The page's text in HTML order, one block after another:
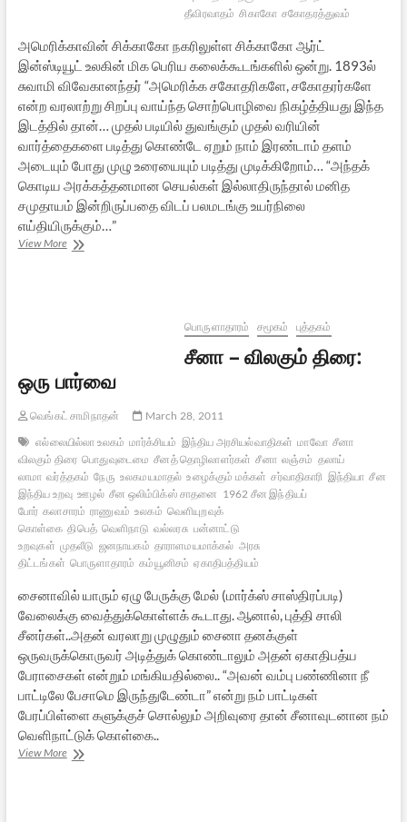
தீவிரவாதம் சிகாகோ சகோதரத்துவம்
அமெரிக்காவின் சிக்காகோ நகரிலுள்ள சிக்காகோ ஆர்ட்
இன்ஸ்டியூட் உலகின் மிக பெரிய கலைக்கூடங்களில் ஒன்று. 1893ல்
சுவாமி விவேகானந்தர் “அமெரிக்க சகோதரிகளே, சகோதரர்களே
என்ற வரலாற்று சிறப்பு வாய்ந்த சொற்பொழிவை நிகழ்த்தியது இந்த
இடத்தில் தான்… முதல் படியில் துவங்கும் முதல் வரியின்
வார்த்தைகளை படித்து கொண்டே ஏறும் நாம் இரண்டாம் தளம்
அடையும் போது முழு உரையையும் படித்து முடிக்கிறோம்… “அந்தக்
கொடிய அரக்கத்தனமான செயல்கள் இல்லாதிருந்தால் மனித
சமுதாயம் இன்றிருப்பதை விடப் பலமடங்கு உயர்நிலை
எய்தியிருக்கும்…”
View Moreவரலாற்று
பொருளாதாரம் சமூகம் புத்தகம்
சீனா – விலகும் திரை:
ஒரு பார்வை
வெங்கட் சாமிநாதன்
March 28, 2011
எல்லையில்லா உலகம் மார்க்சியம் இந்திய அரசியல்வாதிகள் மாவோ சீனா
விலகும் திரை பொதுவுடைமை சீனத் தொழிலாளர்கள் சீனா லஞ்சம் தலாய்
லாமா வர்த்தகம் நேரு உலகமயமாதல் உழைக்கும் மக்கள் சர்வாதிகாரி இந்தியா சீன
இந்திய உறவு ஊழல் சீன ஒலிம்பிக்ஸ் சாதனை 1962 சீன இந்தியப்
போர் கலாசாரம் ராணுவம் உலகம் வெளியுறவுக்
கொள்கை திபெத் வெளிநாடு வல்லரசு பன்னாட்டு
உறவுகள் முதலீடு ஜனநாயகம் தாராளமயமாக்கல் அரசு
திட்டங்கள் பொருளாதாரம் கம்யூனிசம் ஏகாதிபத்தியம்
சைனாவில் யாரும் ஏழு பேருக்கு மேல் (மார்க்ஸ் சாஸ்திரப்படி)
வேலைக்கு வைத்துக்கொள்ளக் கூடாது. ஆனால், புத்தி சாலி
சீனர்கள்..அதன் வரலாறு முழுதும் சைனா தனக்குள்
ஒருவருக்கொருவர் அடித்துக் கொண்டாலும் அதன் ஏகாதிபத்ய
பேராசைகள் என்றும் மங்கியதில்லை.. “அவன் வம்பு பண்ணினா நீ
பாட்டிலே பேசாமெ இருந்துடேண்டா” என்று நம் பாட்டிகள்
பேரப்பிள்ளை களுக்குச் சொல்லும் அறிவுரை தான் சீனாவுடனான நம்
வெளிநாட்டுக் கொள்கை..
View Moreசீனா